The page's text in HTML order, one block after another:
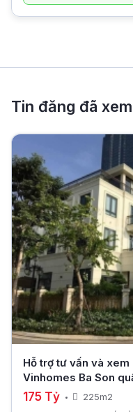
Tin đăng đã xem
Hỗ trợ tư vấn và
Vinhomes Ba Son
175 Tỷ
225m2